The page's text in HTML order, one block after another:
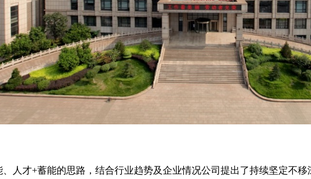
人才+蓄能的思路，结合行业趋势及企业情况公司提出了持续坚定不